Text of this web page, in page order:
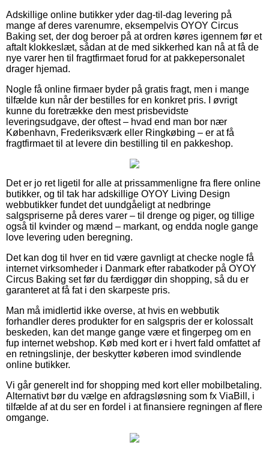
Adskillige online butikker yder dag-til-dag levering på
mange af deres varenumre, eksempelvis OYOY Circus
Baking set, der dog beroer på at ordren køres igennem før et
aftalt klokkeslæt, sådan at de med sikkerhed kan nå at få de
nye varer hen til fragtfirmaet forud for at pakkepersonalet
drager hjemad.
Nogle få online firmaer byder på gratis fragt, men i mange
tilfælde kun når der bestilles for en konkret pris. I øvrigt
kunne du foretrække den mest prisbevidste
leveringsudgave, der oftest – hvad end man bor nær
København, Frederiksværk eller Ringkøbing – er at få
fragtfirmaet til at levere din bestilling til en pakkeshop.
Det er jo ret ligetil for alle at prissammenligne fra flere online
butikker, og til tak har adskillige OYOY Living Design
webbutikker fundet det uundgåeligt at nedbringe
salgspriserne på deres varer – til drenge og piger, og tillige
også til kvinder og mænd – markant, og endda nogle gange
love levering uden beregning.
Det kan dog til hver en tid være gavnligt at checke nogle få
internet virksomheder i Danmark efter rabatkoder på OYOY
Circus Baking set før du færdiggør din shopping, så du er
garanteret at få fat i den skarpeste pris.
Man må imidlertid ikke overse, at hvis en webbutik
forhandler deres produkter for en salgspris der er kolossalt
beskeden, kan det mange gange være et fingerpeg om en
fup internet webshop. Køb med kort er i hvert fald omfattet af
en retningslinje, der beskytter køberen imod svindlende
online butikker.
Vi går generelt ind for shopping med kort eller mobilbetaling.
Alternativt bør du vælge en afdragsløsning som fx ViaBill, i
tilfælde af at du ser en fordel i at finansiere regningen af flere
omgange.